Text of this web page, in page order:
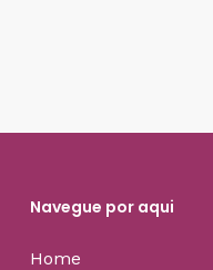
Navegue por aqui
Home